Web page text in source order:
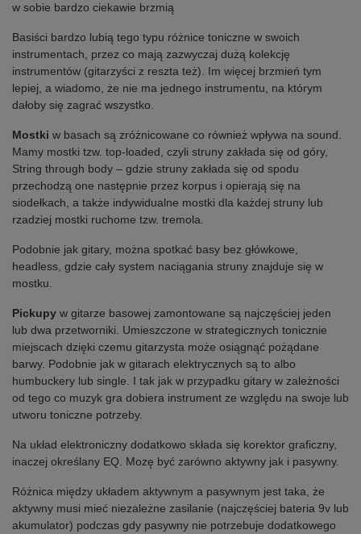
w sobie bardzo ciekawie brzmią
Basiści bardzo lubią tego typu różnice toniczne w swoich
instrumentach, przez co mają zazwyczaj dużą kolekcję
instrumentów (gitarzyści z reszta też). Im więcej brzmień tym
lepiej, a wiadomo, że nie ma jednego instrumentu, na którym
dałoby się zagrać wszystko.
Mostki w basach są zróżnicowane co również wpływa na sound.
Mamy mostki tzw. top-loaded, czyli struny zakłada się od góry,
String through body – gdzie struny zakłada się od spodu
przechodzą one następnie przez korpus i opierają się na
siodełkach, a także indywidualne mostki dla każdej struny lub
rzadziej mostki ruchome tzw. tremola.
Podobnie jak gitary, można spotkać basy bez główkowe,
headless, gdzie cały system naciągania struny znajduje się w
mostku.
Pickupy w gitarze basowej zamontowane są najczęściej jeden
lub dwa przetworniki. Umieszczone w strategicznych tonicznie
miejscach dzięki czemu gitarzysta może osiągnąć pożądane
barwy. Podobnie jak w gitarach elektrycznych są to albo
humbuckery lub single. I tak jak w przypadku gitary w zależności
od tego co muzyk gra dobiera instrument ze względu na swoje lub
utworu toniczne potrzeby.
Na układ elektroniczny dodatkowo składa się korektor graficzny,
inaczej określany EQ. Mozę być zarówno aktywny jak i pasywny.
Różnica między układem aktywnym a pasywnym jest taka, że
aktywny musi mieć niezależne zasilanie (najczęściej bateria 9v lub
akumulator) podczas gdy pasywny nie potrzebuje dodatkowego